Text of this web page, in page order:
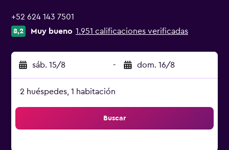
+52 624 143 7501
8,2 Muy bueno 1.951 calificaciones verificadas
sáb. 15/8 - dom. 16/8
2 huéspedes, 1 habitación
Buscar